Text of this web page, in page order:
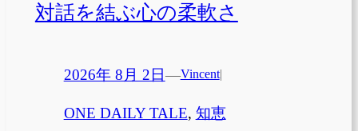
対話を結ぶ心の柔軟さ
2026年 8月 2日—Vincent|
ONE DAILY TALE, 知恵